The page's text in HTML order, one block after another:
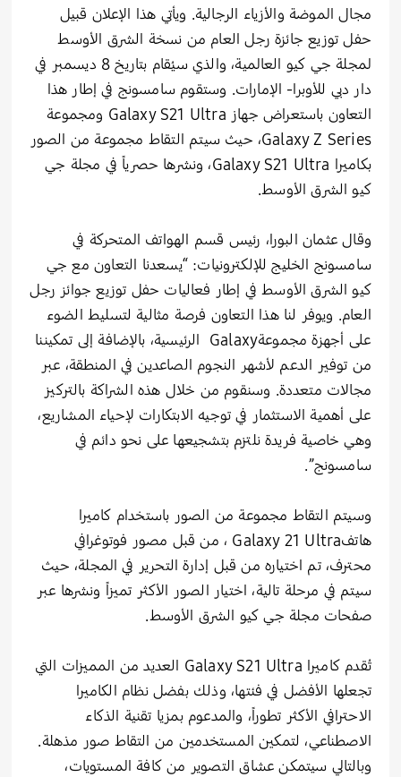
مجال الموضة والأزياء الرجالية. ويأتي هذا الإعلان قبيل
حفل توزيع جائزة رجل العام من نسخة الشرق الأوسط
لمجلة جي كيو العالمية، والذي سيُقام بتاريخ 8 ديسمبر في
دار دبي للأوبرا- الإمارات. وستقوم سامسونج في إطار هذا
التعاون باستعراض جهاز Galaxy S21 Ultra ومجموعة
Galaxy Z Series، حيث سيتم التقاط مجموعة من الصور
بكاميرا Galaxy S21 Ultra، ونشرها حصرياً في مجلة جي
كيو الشرق الأوسط.
وقال عثمان البورا، رئيس قسم الهواتف المتحركة في
سامسونج الخليج للإلكترونيات: “يسعدنا التعاون مع جي
كيو الشرق الأوسط في إطار فعاليات حفل توزيع جوائز رجل
العام. ويوفر لنا هذا التعاون فرصة مثالية لتسليط الضوء
على أجهزة مجموعةGalaxy الرئيسية، بالإضافة إلى تمكيننا
من توفير الدعم لأشهر النجوم الصاعدين في المنطقة، عبر
مجالات متعددة. وسنقوم من خلال هذه الشراكة بالتركيز
على أهمية الاستثمار في توجيه الابتكارات لإحياء المشاريع،
وهي خاصية فريدة نلتزم بتشجيعها على نحو دائم في
سامسونج”.
وسيتم التقاط مجموعة من الصور باستخدام كاميرا
هاتفGalaxy 21 Ultra ، من قبل مصور فوتوغرافي
محترف، تم اختياره من قبل إدارة التحرير في المجلة، حيث
سيتم في مرحلة تالية، اختيار الصور الأكثر تميزاً ونشرها عبر
صفحات مجلة جي كيو الشرق الأوسط.
تُقدم كاميرا Galaxy S21 Ultra العديد من المميزات التي
تجعلها الأفضل في فئتها، وذلك بفضل نظام الكاميرا
الاحترافي الأكثر تطوراً، والمدعوم بمزيا تقنية الذكاء
الاصطناعي، لتمكين المستخدمين من التقاط صور مذهلة.
وبالتالي سيتمكن عشاق التصوير من كافة المستويات،